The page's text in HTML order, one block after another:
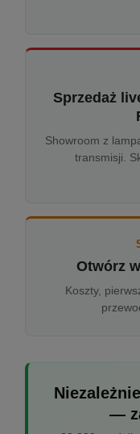
Sprzedaż
Showroom z
transmisji.
Otwórz
Koszty,
—